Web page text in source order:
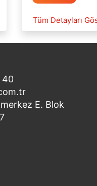
Tüm Detayları
40
E. Blok